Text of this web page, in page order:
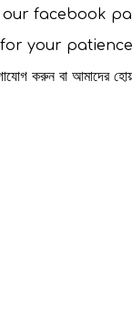
facebook
your
করুন বা আমাদের